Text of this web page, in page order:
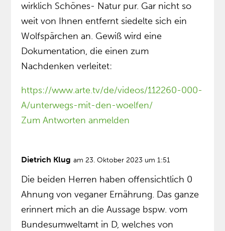
wirklich Schönes- Natur pur. Gar nicht so
weit von Ihnen entfernt siedelte sich ein
Wolfspärchen an. Gewiß wird eine
Dokumentation, die einen zum
Nachdenken verleitet:
https://www.arte.tv/de/videos/112260-000-
A/unterwegs-mit-den-woelfen/
Zum Antworten anmelden
Dietrich Klug am 23. Oktober 2023 um 1:51
Die beiden Herren haben offensichtlich 0
Ahnung von veganer Ernährung. Das ganze
erinnert mich an die Aussage bspw. vom
Bundesumweltamt in D, welches von